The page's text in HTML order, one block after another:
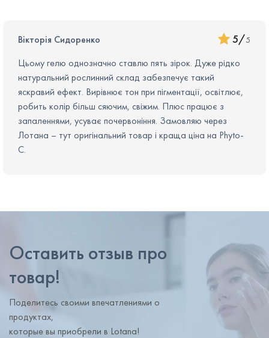
Вікторія Сидоренко 5/5
Цьому гелю однозначно ставлю пять зірок. Дуже рідко
натуральний рослинний склад забезпечує такий
яскравий ефект. Вирівнює тон при пігментації, освітлює,
робить колір більш сяючим, свіжим. Плюс працює з
запаленнями, усуває почервоніння. Замовляю через
Лотана – тут оригінальний товар і краща ціна на Phyto-
C.
Оставить отзыв про
товар!
Поделитесь своими впечатлениями о
продуктах,
которые вы приобрели в Lotana!